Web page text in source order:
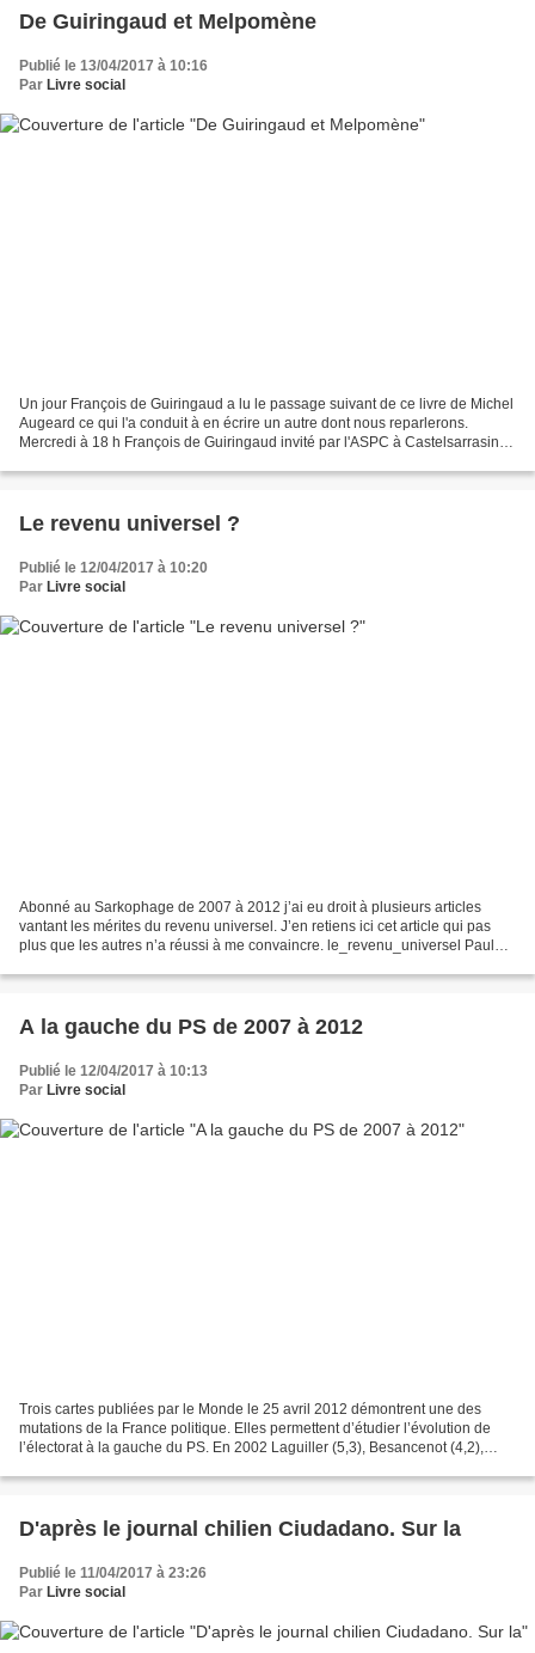
De Guiringaud et Melpomène
Publié le 13/04/2017 à 10:16
Par Livre social
Un jour François de Guiringaud a lu le passage suivant de ce livre de Michel
Augeard ce qui l'a conduit à en écrire un autre dont nous reparlerons.
Mercredi à 18 h François de Guiringaud invité par l'ASPC à Castelsarrasin
Le revenu universel ?
Publié le 12/04/2017 à 10:20
Par Livre social
Abonné au Sarkophage de 2007 à 2012 j’ai eu droit à plusieurs articles
vantant les mérites du revenu universel. J’en retiens ici cet article qui pas
plus que les autres n’a réussi à me convaincre. le_revenu_universel Paul
A la gauche du PS de 2007 à 2012
Publié le 12/04/2017 à 10:13
Par Livre social
Trois cartes publiées par le Monde le 25 avril 2012 démontrent une des
mutations de la France politique. Elles permettent d’étudier l’évolution de
l’électorat à la gauche du PS. En 2002 Laguiller (5,3), Besancenot (4,2),
D'après le journal chilien Ciudadano. Sur la
Publié le 11/04/2017 à 23:26
Par Livre social